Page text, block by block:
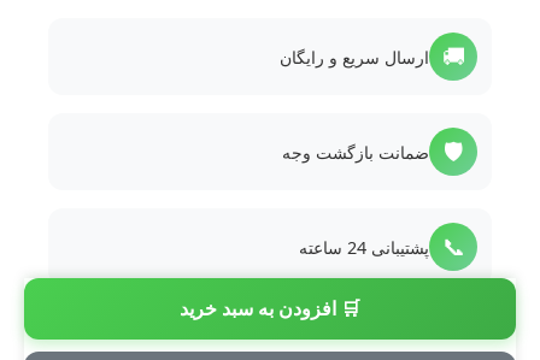
🛒 افزودن به سبد خرید
🚚 ارسال سریع و رایگان
🛡️ ضمانت بازگشت وجه
📞 پشتیبانی 24 ساعته
💳 پرداخت امن